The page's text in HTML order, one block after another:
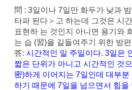
問 : 3일이나 7일만 화두가 낮과
타파 된다＞고 하는데 그것은 시
표현하 는 것인지 아니면 용기와
는 습 (習)을 길들여주기 위한 방
答:시간적인 일 주일이다. 3일은
짧은 단위가 아니고 시간적인 것
密)하게 이어지는 7일인데 대부분
하기 때문에 7일을 넘으면서 힘을